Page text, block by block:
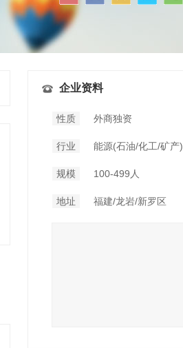
企业资料
性质 外商独资
行业 能源(石油/化工/矿产)
规模 100-499人
地址 福建/龙岩/新罗区